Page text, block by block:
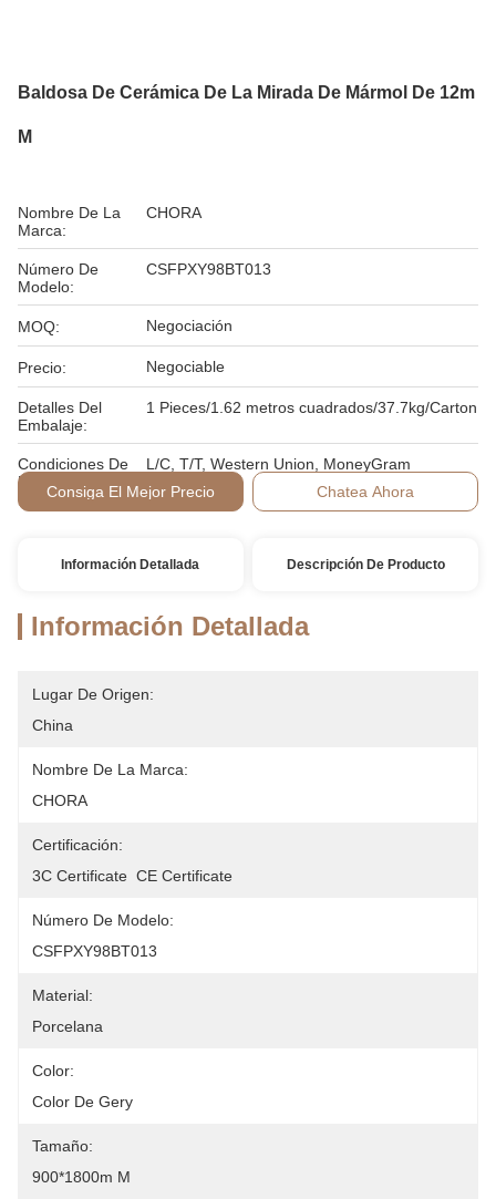
Baldosa De Cerámica De La Mirada De Mármol De 12m
M
Nombre De La
Marca:
CHORA
Número De
Modelo:
CSFPXY98BT013
MOQ: Negociación
Precio: Negociable
Detalles Del
Embalaje:
1 Pieces/1.62 metros cuadrados/37.7kg/Carton
Condiciones De
Pago:
L/C, T/T, Western Union, MoneyGram
Consiga El Mejor Precio
Chatea Ahora
Información Detallada Descripción De Producto
Información Detallada
Lugar De Origen:
China
Nombre De La Marca:
CHORA
Certificación:
3C Certificate  CE Certificate
Número De Modelo:
CSFPXY98BT013
Material:
Porcelana
Color:
Color De Gery
Tamaño:
900*1800m M